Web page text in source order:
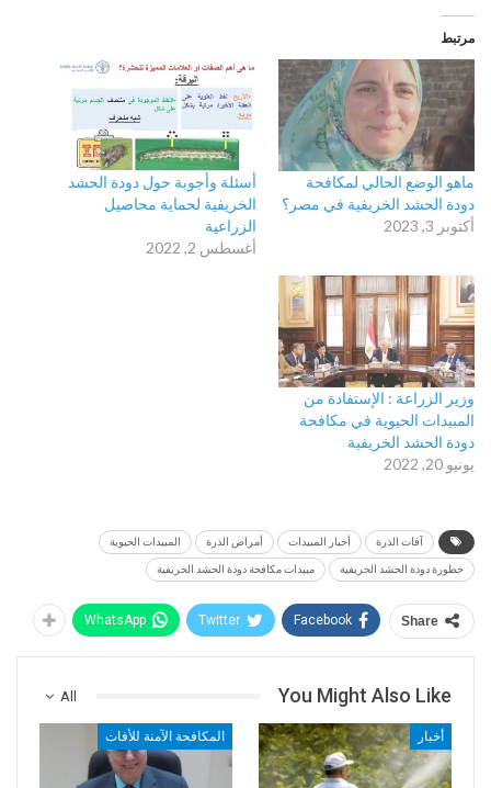
مرتبط
ماهو الوضع الحالي لمكافحة
دودة الحشد الخريفية في مصر؟
أكتوبر 3, 2023
أسئلة وأجوبة حول دودة الحشد
الخريفية لحماية محاصيل
الزراعية
أغسطس 2, 2022
وزير الزراعة : الإستفادة من
المبيدات الحيوية في مكافحة
دودة الحشد الخريفية
يونيو 20, 2022
آفات الذرة أخبار المبيدات أمراض الذرة المبيدات الحيوية
خطورة دودة الحشد الخريفية مبيدات مكافحة دودة الحشد الخريفية
Share
Facebook
Twitter
WhatsApp
All You Might Also Like
أخبار المكافحة الآمنة للأفات